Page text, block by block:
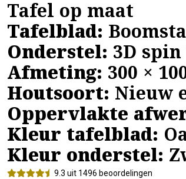
Tafel op maat
Tafelblad:
Onderstel: 3D
Afmeting: 300 ×
Houtsoort: Nieuw
Oppervlakte
Kleur tafelblad:
Kleur onderstel:
9.3 uit 1496 beoordelingen